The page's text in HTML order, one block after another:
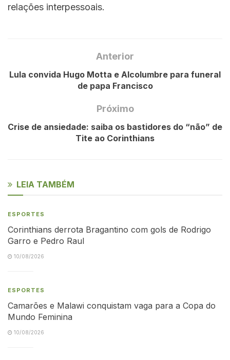
relações interpessoais.
Anterior
Lula convida Hugo Motta e Alcolumbre para funeral
de papa Francisco
Próximo
Crise de ansiedade: saiba os bastidores do “não” de
Tite ao Corinthians
LEIA TAMBÉM
ESPORTES
Corinthians derrota Bragantino com gols de Rodrigo
Garro e Pedro Raul
10/08/2026
ESPORTES
Camarões e Malawi conquistam vaga para a Copa do
Mundo Feminina
10/08/2026